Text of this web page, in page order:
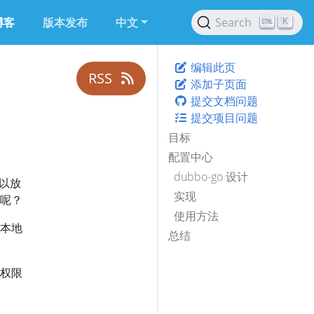
客 版本发布 中文 Search K
编辑此页
添加子页面
提交文档问题
提交项目问题
目标
配置中心
dubbo-go 设计
实现
使用方法
总结
RSS
放
？
地
限